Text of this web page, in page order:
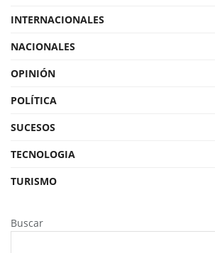
INTERNACIONALES
NACIONALES
OPINIÓN
POLÍTICA
SUCESOS
TECNOLOGIA
TURISMO
Buscar